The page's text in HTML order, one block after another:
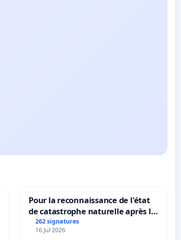
Pour la reconnaissance de l'état
de catastrophe naturelle après la
grêle du 15 juillet 2026 à Aubenas
et ses alentours
262 signatures
16 Jul 2026